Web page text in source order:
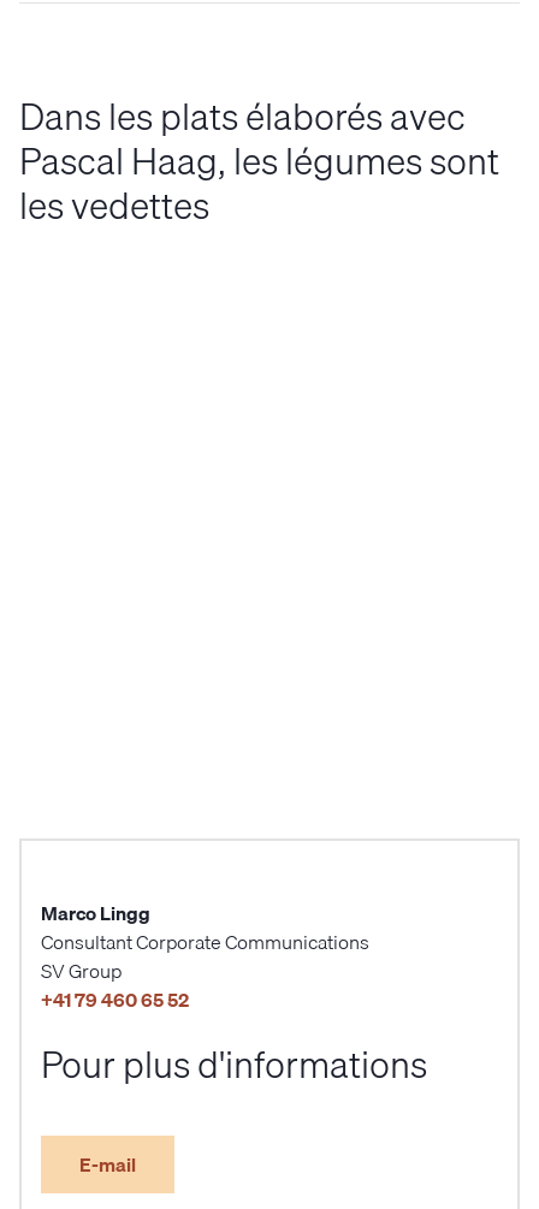
Dans les plats élaborés avec
Pascal Haag, les légumes sont
les vedettes
Marco Lingg
Consultant Corporate Communications
SV Group
+41 79 460 65 52
Pour plus d'informations
E-mail